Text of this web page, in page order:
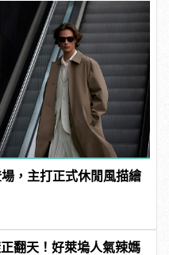
，主打正式休閒風描繪
翻天！好萊塢人氣辣媽